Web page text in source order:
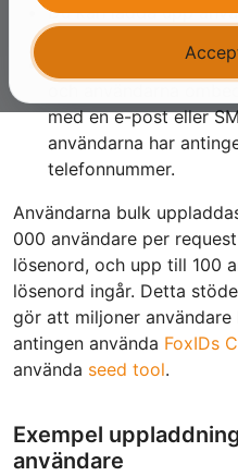
Du kan ladda upp
Annars kan du ladda
med en e-post eller
användarna har
telefonnummer.
Användarna bulk
000 användare per
lösenord, och upp till 100
lösenord ingår. Detta
gör att miljoner
antingen använda FoxIDs
använda seed tool.
Exempel
användare